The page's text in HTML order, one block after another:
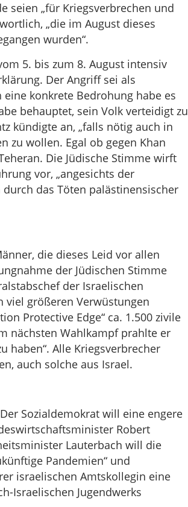
seien „für Kriegsverbrechen und
„die im August dieses
wurden“.
5. bis zum 8. August intensiv
Der Angriff sei als
konkrete Bedrohung habe es
behauptet, sein Volk verteidigt zu
kündigte an, „falls nötig auch in
zu wollen. Egal ob gegen Khan
Die Jüdische Stimme wirft
vor, „angesichts der
das Töten palästinensischer
die dieses Leid vor allen
der Jüdischen Stimme
der Israelischen
viel größeren Verwüstungen
Protective Edge“ ca. 1.500 zivile
nächsten Wahlkampf prahlte er
haben“. Alle Kriegsverbrecher
auch solche aus Israel.
Sozialdemokrat will eine engere
Robert
Lauterbach will die
Pandemien“ und
israelischen Amtskollegin eine
Israelischen Jugendwerks